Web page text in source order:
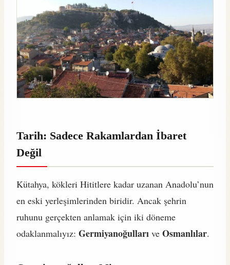
Tarih: Sadece Rakamlardan İbaret
Değil
Kütahya, kökleri Hititlere kadar uzanan Anadolu’nun
en eski yerleşimlerinden biridir. Ancak şehrin
ruhunu gerçekten anlamak için iki döneme
odaklanmalıyız: Germiyanoğulları ve Osmanlılar.